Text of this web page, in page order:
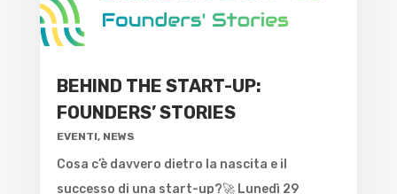
BEHIND THE START-UP:
FOUNDERS’ STORIES
EVENTI, NEWS
Cosa c’è davvero dietro la nascita e il
successo di una start-up?🚀 Lunedì 29